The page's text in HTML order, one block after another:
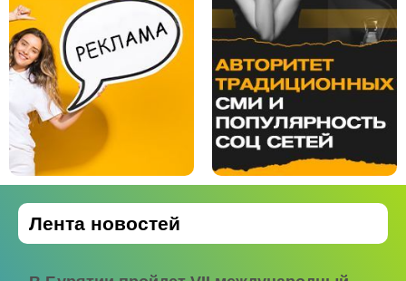
Лента новостей